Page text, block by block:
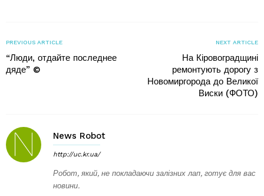
PREVIOUS ARTICLE
“Люди, отдайте последнее
дяде” ©
NEXT ARTICLE
На Кіровоградщині
ремонтують дорогу з
Новомиргорода до Великої
Виски (ФОТО)
News Robot
http://uc.kr.ua/
Робот, який, не покладаючи залізних лап, готує для вас
новини.